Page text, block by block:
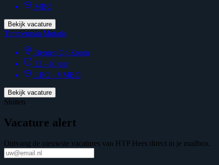
MBO
Bekijk vacature
Timmerman Mutatie
Bergen Op Zoom
32 - 40 uur
LBO - VMBO
Bekijk vacature
Sluiten
Vacature alert
Ontvang de nieuwste vacatures van HTP Hees direct in je mailbox.